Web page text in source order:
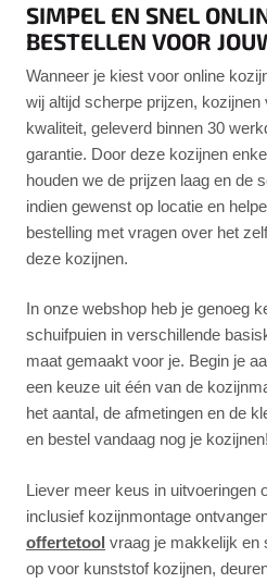
SIMPEL EN SNEL
BESTELLEN VOOR
Wanneer je kiest voor online
wij altijd scherpe prijzen, kozijnen
kwaliteit, geleverd binnen 30
garantie. Door deze kozijnen
houden we de prijzen laag en de
indien gewenst op locatie en
bestelling met vragen over het
deze kozijnen.
In onze webshop heb je genoeg
schuifpuien in verschillende
maat gemaakt voor je. Begin je
een keuze uit één van de
het aantal, de afmetingen en de
en bestel vandaag nog je kozijnen!
Liever meer keus in uitvoeringen
inclusief kozijnmontage
offertetool vraag je makkelijk en
op voor kunststof kozijnen,